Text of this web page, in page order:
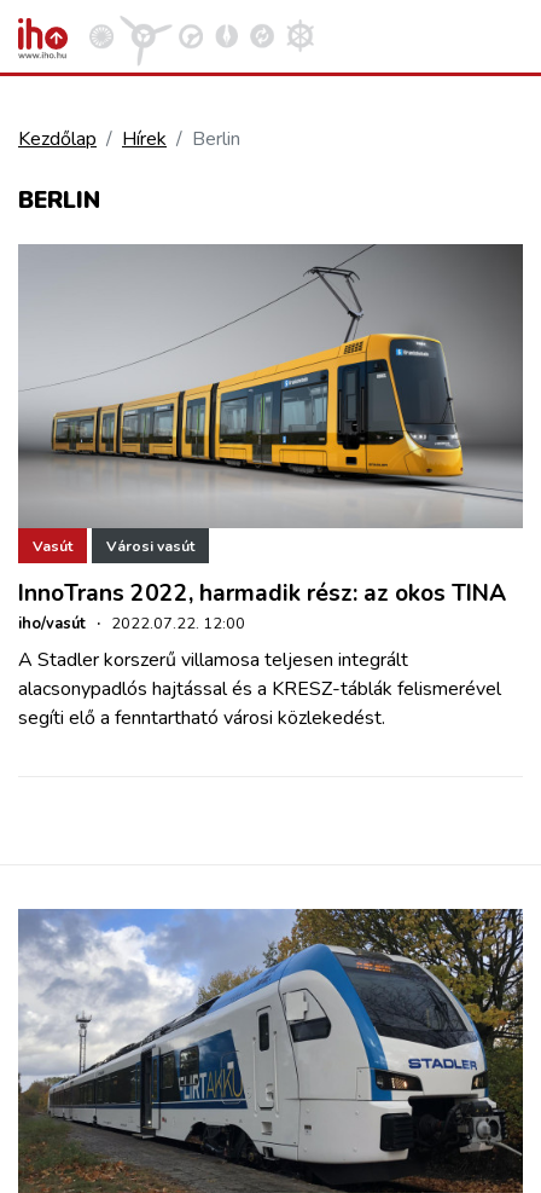
KÖZLEKEDÉSFEJLESZTÉS
ELLÁTÁSI LÁNC
ZÖLDÚT
HAJÓZÁS
BLOG
BELÉPÉS
REGISZTRÁCIÓ
Kezdőlap Hírek Berlin
BERLIN
Vasút Városi vasút
InnoTrans 2022, harmadik rész: az okos TINA
iho/vasút · 2022.07.22. 12:00
A Stadler korszerű villamosa teljesen integrált
alacsonypadlós hajtással és a KRESZ-táblák felismerével
segíti elő a fenntartható városi közlekedést.